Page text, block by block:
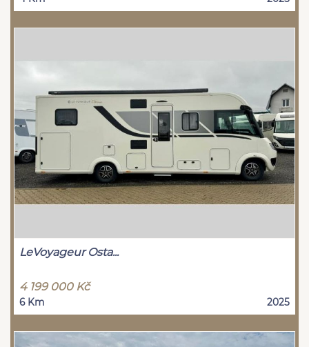
LeVoyageur Osta...
4 199 000 Kč
6 Km 2025